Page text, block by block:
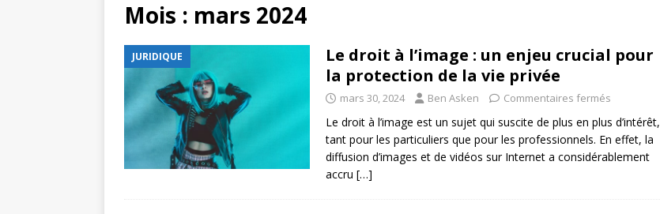
Mois : mars 2024
JURIDIQUE
Le droit à l’image : un enjeu crucial pour
la protection de la vie privée
mars 30, 2024 Ben Asken Commentaires fermés
Le droit à l’image est un sujet qui suscite de plus en plus d’intérêt,
tant pour les particuliers que pour les professionnels. En effet, la
diffusion d’images et de vidéos sur Internet a considérablement
accru […]